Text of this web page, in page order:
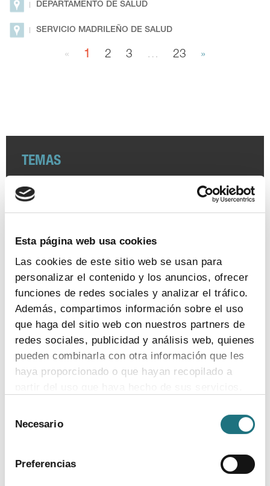
Esta página web usa cookies
Las cookies de este sitio web se usan para
personalizar el contenido y los anuncios, ofrecer
funciones de redes sociales y analizar el tráfico.
Además, compartimos información sobre el uso
que haga del sitio web con nuestros partners de
redes sociales, publicidad y análisis web, quienes
pueden combinarla con otra información que les
haya proporcionado o que hayan recopilado a
Para más información puede acceder a nuestra
Necesario
Preferencias
DEPARTAMENTO DE SALUD
SERVICIO MADRILEÑO DE SALUD
« 1 2 3 … 23 »
TEMAS
Acceso Farmaindustria
Gasto farmacéutico Industria farmacéutica
MedicamentosPacientes
INDICADORES
El valor estratégico de la industria
farmacéutica (2024)
ver más